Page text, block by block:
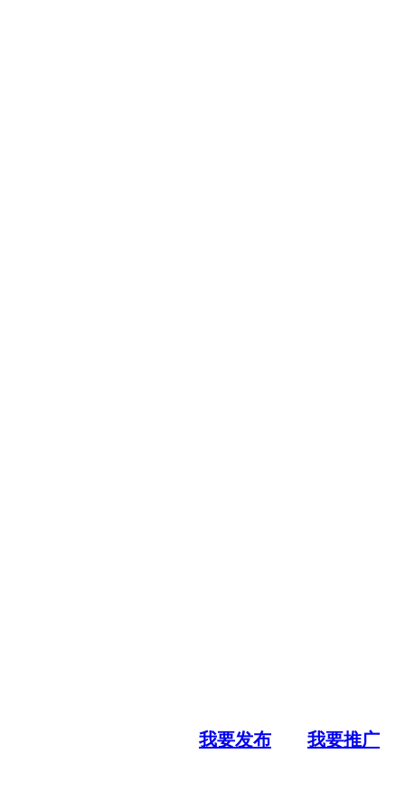
我要发布 我要推广